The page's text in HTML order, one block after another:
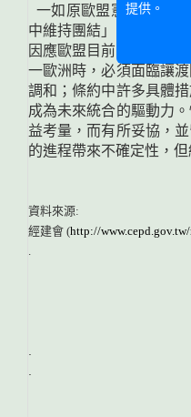
一如原歐盟憲法草案
中維持團結」，歐盟通
因應歐盟目前面臨困境
一歐洲時，必須面臨讓
調和；條約中許多具體
成為未來統合的驅動力
益考量，而有所妥協，
的進程帶來不確定性，
資料來源:
經建會 (http://
.
.
.
提供。